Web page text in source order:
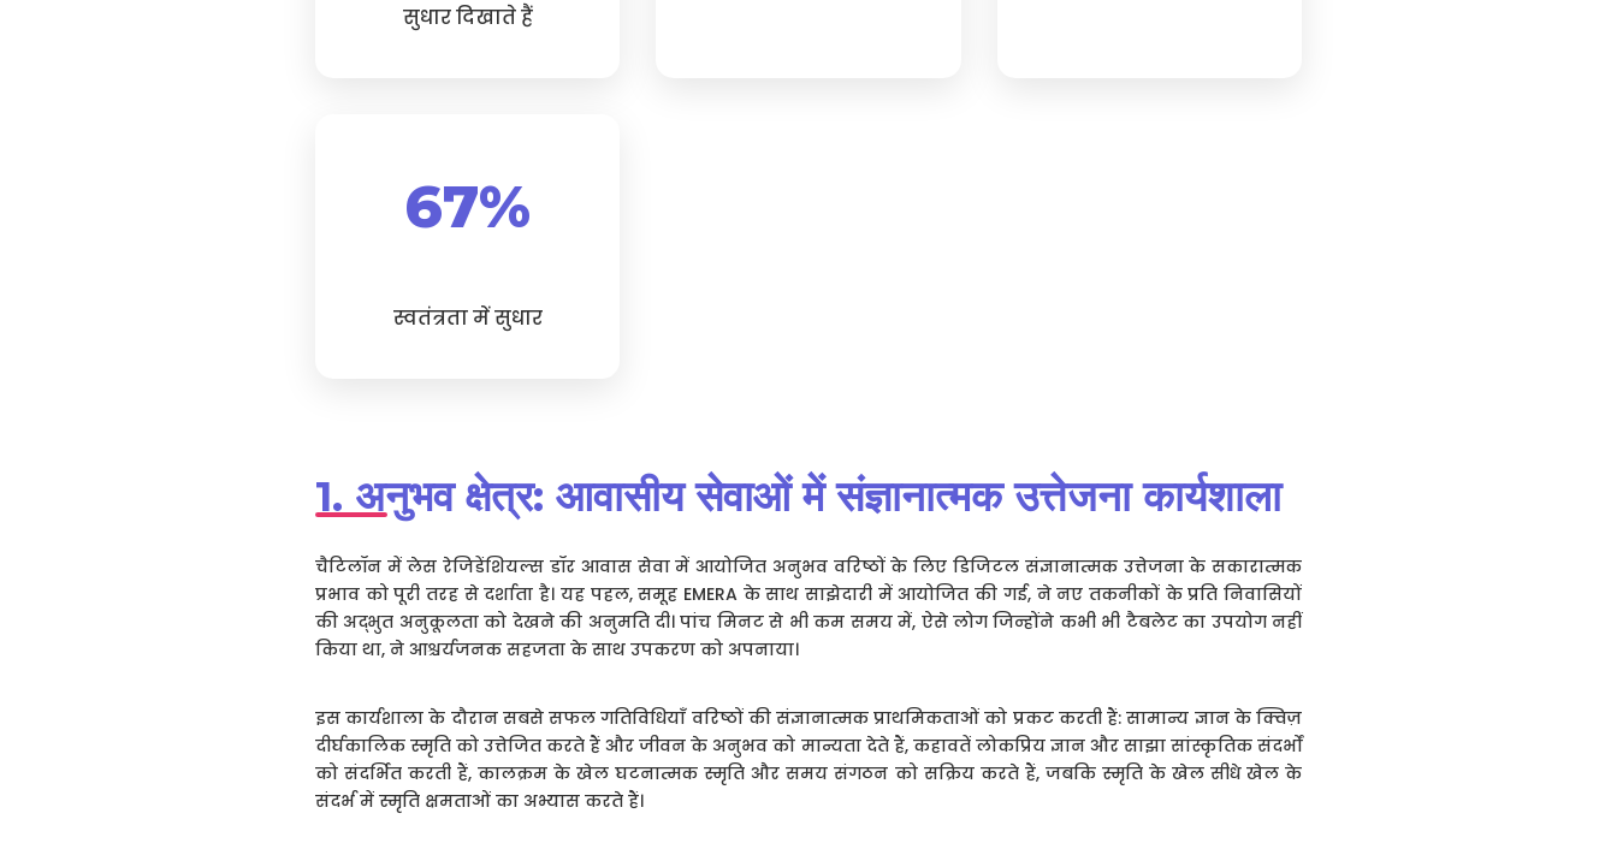
सुधार दिखाते हैं
67%
स्वतंत्रता में सुधार
1. अनुभव क्षेत्र: आवासीय सेवाओं में संज्ञानात्मक उत्तेजना कार्यशाला
चैटिलॉन में लेस रेजिडेंशियल्स डॉर आवास सेवा में आयोजित अनुभव वरिष्ठों के लिए डिजिटल संज्ञानात्मक उत्तेजना के सकारात्मक
प्रभाव को पूरी तरह से दर्शाता है। यह पहल, समूह EMERA के साथ साझेदारी में आयोजित की गई, ने नए तकनीकों के प्रति निवासियों
की अद्भुत अनुकूलता को देखने की अनुमति दी। पांच मिनट से भी कम समय में, ऐसे लोग जिन्होंने कभी भी टैबलेट का उपयोग नहीं
किया था, ने आश्चर्यजनक सहजता के साथ उपकरण को अपनाया।
इस कार्यशाला के दौरान सबसे सफल गतिविधियाँ वरिष्ठों की संज्ञानात्मक प्राथमिकताओं को प्रकट करती हैं: सामान्य ज्ञान के क्विज़
दीर्घकालिक स्मृति को उत्तेजित करते हैं और जीवन के अनुभव को मान्यता देते हैं, कहावतें लोकप्रिय ज्ञान और साझा सांस्कृतिक संदर्भों
को संदर्भित करती हैं, कालक्रम के खेल घटनात्मक स्मृति और समय संगठन को सक्रिय करते हैं, जबकि स्मृति के खेल सीधे खेल के
संदर्भ में स्मृति क्षमताओं का अभ्यास करते हैं।